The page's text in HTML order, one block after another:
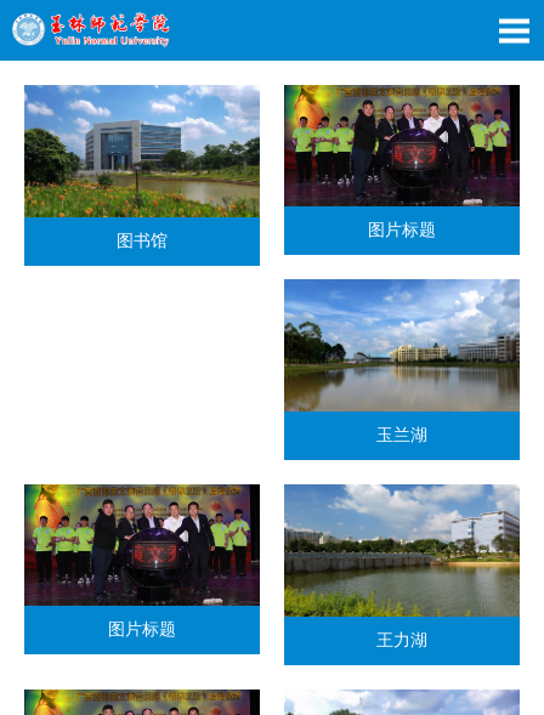
图书馆
图片标题
玉兰湖
图片标题
王力湖